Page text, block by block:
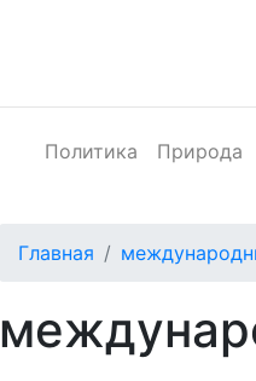
Политика Природа
Главная